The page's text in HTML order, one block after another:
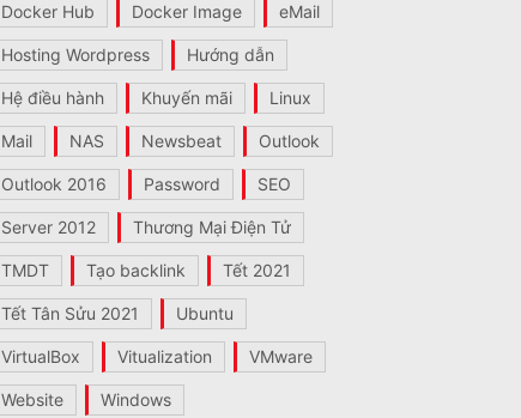
Docker Hub Docker Image eMail
Hosting Wordpress Hướng dẫn
Hệ điều hành Khuyến mãi Linux
Mail NAS Newsbeat Outlook
Outlook 2016 Password SEO
Server 2012 Thương Mại Điện Tử
TMDT Tạo backlink Tết 2021
Tết Tân Sửu 2021 Ubuntu
VirtualBox Vitualization VMware
Website Windows